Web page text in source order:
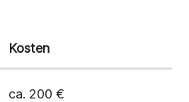
Kosten
ca. 200 €